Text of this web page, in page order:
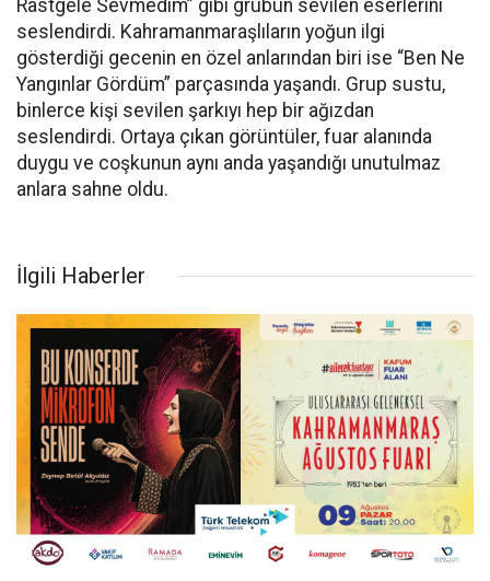
Rastgele Sevmedim” gibi grubun sevilen eserlerini
seslendirdi. Kahramanmaraşlıların yoğun ilgi
gösterdiği gecenin en özel anlarından biri ise “Ben Ne
Yangınlar Gördüm” parçasında yaşandı. Grup sustu,
binlerce kişi sevilen şarkıyı hep bir ağızdan
seslendirdi. Ortaya çıkan görüntüler, fuar alanında
duygu ve coşkunun aynı anda yaşandığı unutulmaz
anlara sahne oldu.
İlgili Haberler